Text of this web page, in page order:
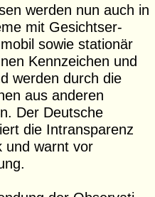
werden nun auch in
mit Gesichts­er­
sowie stationär
Kennzeichen und
werden durch die
aus anderen
Der Deutsche
die Intrans­parenz
und warnt vor